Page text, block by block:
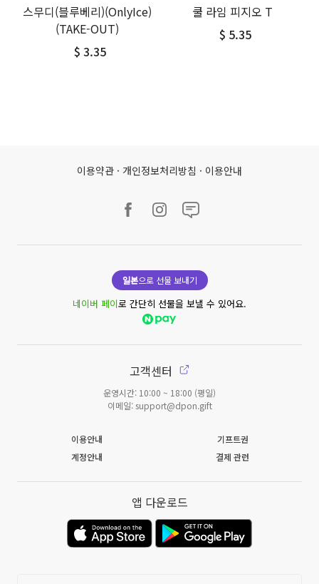
스무디(블루베리)(OnlyIce)
(TAKE-OUT)
$ 3.35
쿨 라임 피지오 T
$ 5.35
이용약관 · 개인정보처리방침 · 이용안내
일본으로 선물 보내기
네이버 페이로 간단히 선물을 보낼 수 있어요.
고객센터
운영시간: 10:00 ~ 18:00 (평일)
이메일: support@dpon.gift
이용안내
기프트권
계정안내
결제 관련
앱 다운로드